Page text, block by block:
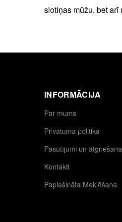
slotiņas mūžu, bet arī
INFORMĀCIJA
Par mums
Privātuma politika
Pasūtījumi un atgriešana
Kontakti
Paplašināta Meklēšana